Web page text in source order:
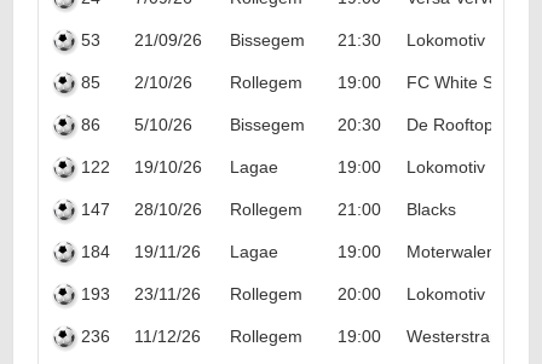
53 21/09/26 Bissegem 21:30 Lokomotiv Popo
85 2/10/26 Rollegem 19:00 FC White Star
86 5/10/26 Bissegem 20:30 De Rooftoppers
122 19/10/26 Lagae 19:00 Lokomotiv Popo
147 28/10/26 Rollegem 21:00 Blacks
184 19/11/26 Lagae 19:00 Moterwalen '09
193 23/11/26 Rollegem 20:00 Lokomotiv Popo
236 11/12/26 Rollegem 19:00 Westerstrand